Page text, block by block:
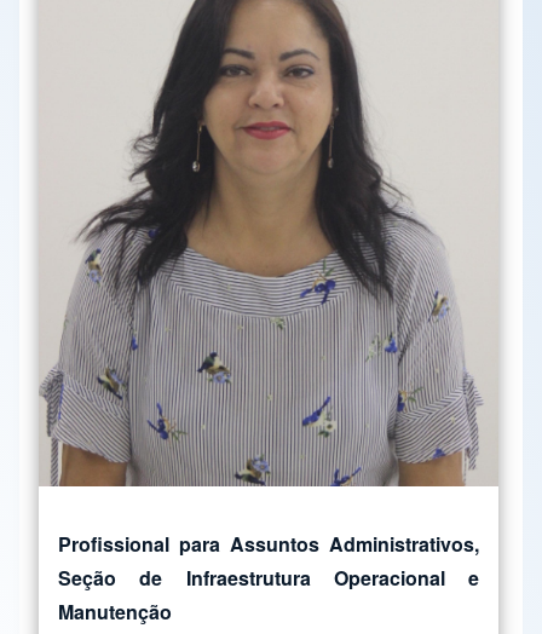
Profissional para Assuntos Administrativos,
Seção de Infraestrutura Operacional e
Manutenção